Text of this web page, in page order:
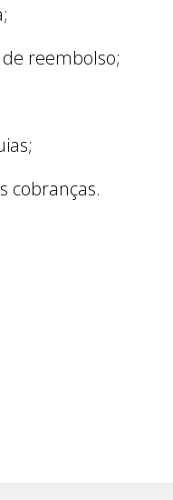
reembolso;
cobranças.